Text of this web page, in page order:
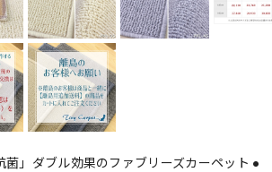
菌」ダブル効果のファブリーズカーペット ●